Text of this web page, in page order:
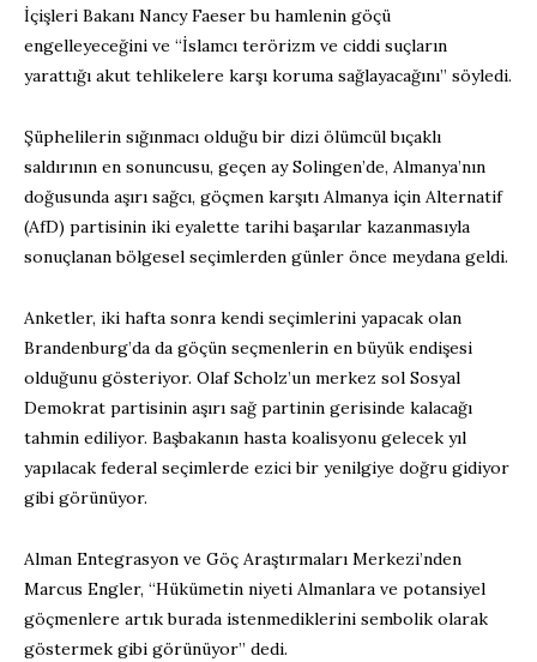
İçişleri Bakanı Nancy Faeser bu hamlenin göçü
engelleyeceğini ve “İslamcı terörizm ve ciddi suçların
yarattığı akut tehlikelere karşı koruma sağlayacağını” söyledi.
Şüphelilerin sığınmacı olduğu bir dizi ölümcül bıçaklı
saldırının en sonuncusu, geçen ay Solingen’de, Almanya’nın
doğusunda aşırı sağcı, göçmen karşıtı Almanya için Alternatif
(AfD) partisinin iki eyalette tarihi başarılar kazanmasıyla
sonuçlanan bölgesel seçimlerden günler önce meydana geldi.
Anketler, iki hafta sonra kendi seçimlerini yapacak olan
Brandenburg’da da göçün seçmenlerin en büyük endişesi
olduğunu gösteriyor. Olaf Scholz’un merkez sol Sosyal
Demokrat partisinin aşırı sağ partinin gerisinde kalacağı
tahmin ediliyor. Başbakanın hasta koalisyonu gelecek yıl
yapılacak federal seçimlerde ezici bir yenilgiye doğru gidiyor
gibi görünüyor.
Alman Entegrasyon ve Göç Araştırmaları Merkezi’nden
Marcus Engler, “Hükümetin niyeti Almanlara ve potansiyel
göçmenlere artık burada istenmediklerini sembolik olarak
göstermek gibi görünüyor” dedi.